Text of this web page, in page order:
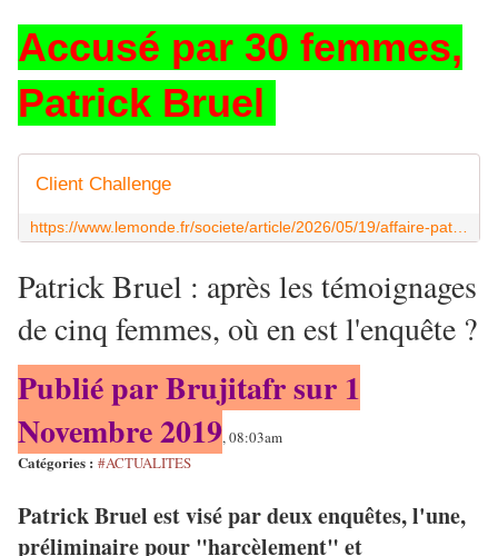
Accusé par 30 femmes,
Patrick Bruel
Client Challenge
Patrick Bruel : après les témoignages
de cinq femmes, où en est l'enquête ?
Publié par Brujitafr sur 1
Novembre 2019, 08:03am
Catégories : #ACTUALITES
Patrick Bruel est visé par deux enquêtes, l'une,
préliminaire pour "harcèlement" et